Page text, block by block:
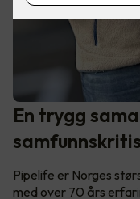
En trygg
Pipelife er Norges
med over 70 års